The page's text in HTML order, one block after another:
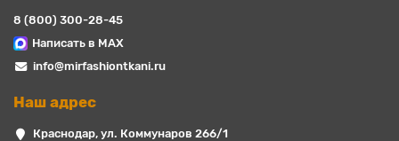
8 (800) 300-28-45
Написать в MAX
info@mirfashiontkani.ru
Наш адрес
Краснодар, ул. Коммунаров 266/1